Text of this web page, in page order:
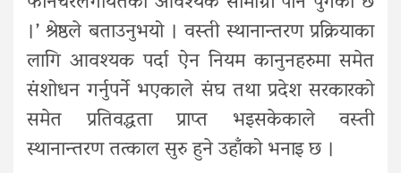
।’ श्रेष्ठले बताउनुभयो । वस्ती स्थानान्तरण प्रक्रियाका
लागि आवश्यक पर्दा ऐन नियम कानुनहरुमा समेत
संशोधन गर्नुपर्ने भएकाले संघ तथा प्रदेश सरकारको
समेत प्रतिवद्धता प्राप्त भइसकेकाले वस्ती
स्थानान्तरण तत्काल सुरु हुने उहाँको भनाइ छ ।